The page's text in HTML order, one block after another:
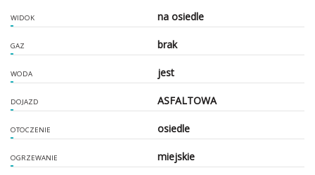
WIDOK na osiedle
GAZ brak
WODA jest
DOJAZD ASFALTOWA
OTOCZENIE osiedle
OGRZEWANIE miejskie